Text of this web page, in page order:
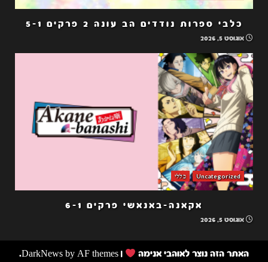
כלבי ספרות נודדים הב עונה 2 פרקים 5-1
אוגוסט 5, 2026
Uncategorized כללי
אקאנה-באנאשי פרקים 6-1
אוגוסט 5, 2026
האתר הזה נוצר לאוהבי אנימה |
DarkNewsby AF themes.